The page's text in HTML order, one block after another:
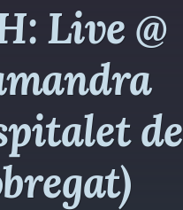
Live @
de